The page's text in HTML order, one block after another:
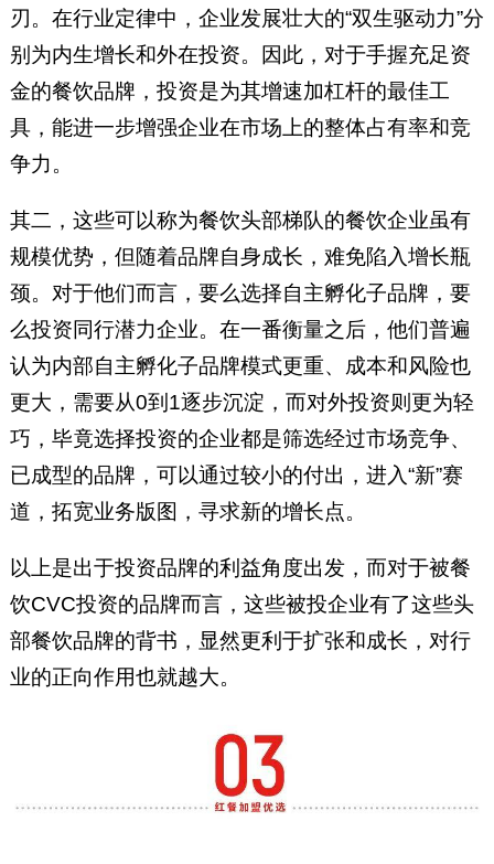
刃。在行业定律中，企业发展壮大的“双生驱动力”分
别为内生增长和外在投资。因此，对于手握充足资
金的餐饮品牌，投资是为其增速加杠杆的最佳工
具，能进一步增强企业在市场上的整体占有率和竞
争力。
其二，这些可以称为餐饮头部梯队的餐饮企业虽有
规模优势，但随着品牌自身成长，难免陷入增长瓶
颈。对于他们而言，要么选择自主孵化子品牌，要
么投资同行潜力企业。在一番衡量之后，他们普遍
认为内部自主孵化子品牌模式更重、成本和风险也
更大，需要从0到1逐步沉淀，而对外投资则更为轻
巧，毕竟选择投资的企业都是筛选经过市场竞争、
已成型的品牌，可以通过较小的付出，进入“新”赛
道，拓宽业务版图，寻求新的增长点。
以上是出于投资品牌的利益角度出发，而对于被餐
饮CVC投资的品牌而言，这些被投企业有了这些头
部餐饮品牌的背书，显然更利于扩张和成长，对行
业的正向作用也就越大。